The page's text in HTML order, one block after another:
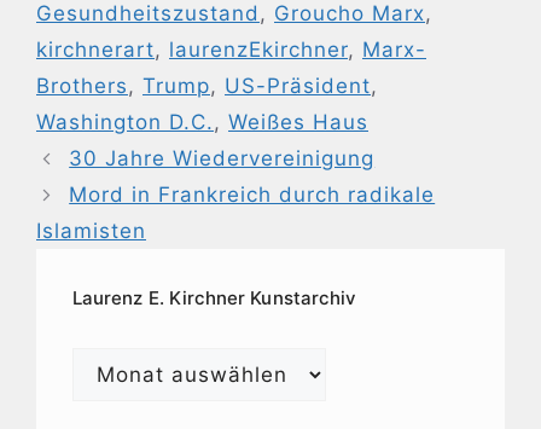
Gesundheitszustand , Groucho Marx,
kirchnerart, laurenzEkirchner, Marx-
Brothers, Trump, US-Präsident,
Washington D.C., Weißes Haus
30 Jahre Wiedervereinigung
Mord in Frankreich durch radikale
Islamisten
Laurenz E. Kirchner Kunstarchiv
Laurenz